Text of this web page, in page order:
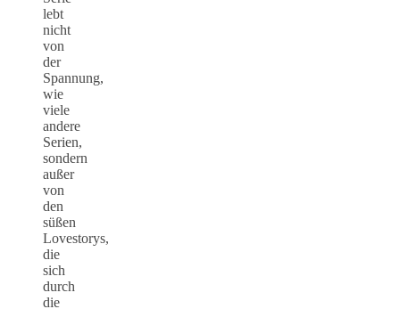
lebt
nicht
von
der
Spannung,
wie
viele
andere
Serien,
sondern
außer
von
den
süßen
Lovestorys,
die
sich
durch
die